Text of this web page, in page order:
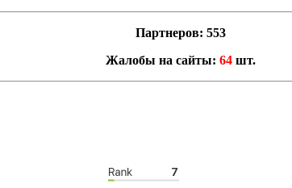
Партнеров: 553
Жалобы на сайты: 64 шт.